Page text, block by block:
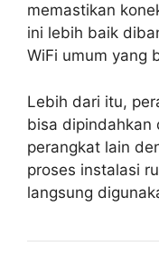
memastikan
ini lebih baik
WiFi umum yang
Lebih dari itu,
bisa dipindahkan
perangkat lain
proses instalasi
langsung